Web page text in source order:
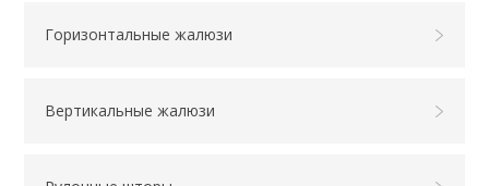
Горизонтальные жалюзи
Вертикальные жалюзи